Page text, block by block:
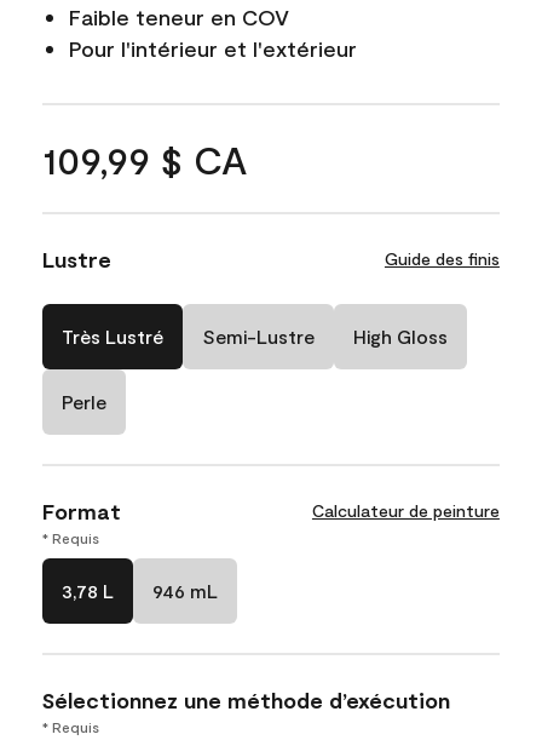
Faible teneur en COV
Pour l'intérieur et l'extérieur
109,99 $ CA
Lustre Guide des finis
Très Lustré Semi-Lustre High Gloss
Perle
Format Calculateur de peinture
* Requis
3,78 L 946 mL
Sélectionnez une méthode d’exécution
* Requis